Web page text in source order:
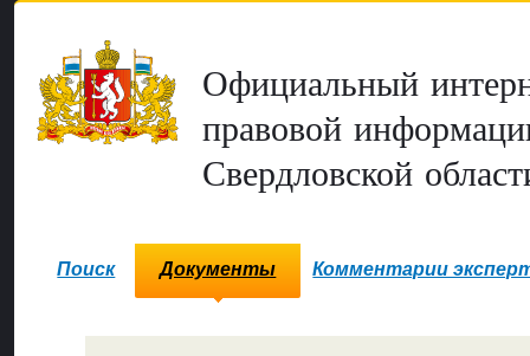
Официальный
правовой
Свердловской
Поиск Документы Комментарии